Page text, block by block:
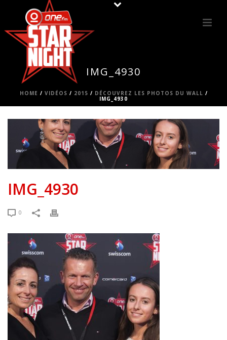
IMG_4930
HOME / VIDÉOS / 2015 / DÉCOUVREZ LES PHOTOS DU WALL /
IMG_4930
IMG_4930
0